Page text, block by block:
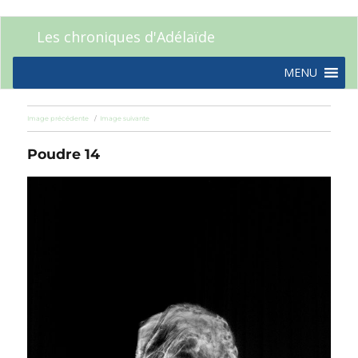
Les chroniques d'Adélaïde
MENU
Image précédente Image suivante
Poudre 14